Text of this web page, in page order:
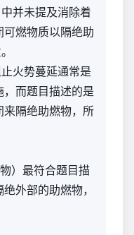
并未提及消除着
燃物质以隔绝助
火势蔓延通常是
而题目描述的是
隔绝助燃物，所
）最符合题目描
外部的助燃物，